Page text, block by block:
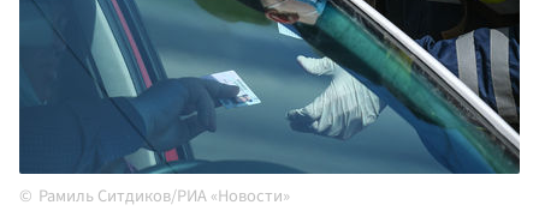
Рамиль Ситдиков/РИА «Новости»